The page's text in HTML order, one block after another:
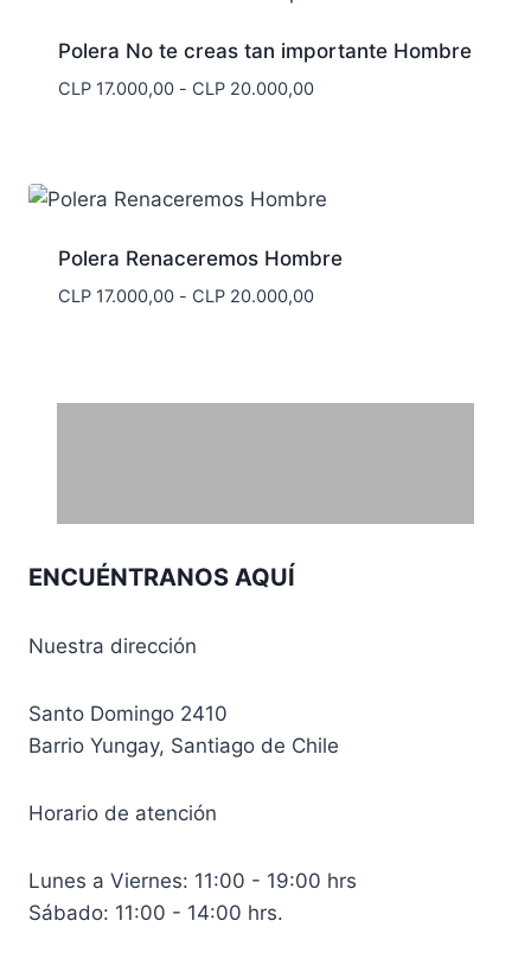
Polera No te creas tan importante Hombre
CLP17.000,00 - CLP20.000,00Rango
CLP 17.000,00
CLP 20.000,00
Polera Renaceremos Hombre
CLP17.000,00 - CLP20.000,00Rango
CLP 17.000,00
ENCUÉNTRANOS AQUÍ
Nuestra dirección
Santo Domingo 2410
Barrio Yungay, Santiago de Chile
Horario de atención
Lunes a Viernes: 11:00 - 19:00 hrs
Sábado: 11:00 - 14:00 hrs.